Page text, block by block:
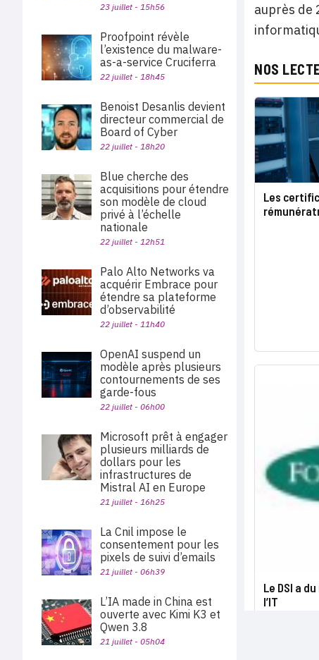
auprès de
NOS
Les
Le DSI a
l’IT
23 juillet - 15h56
Proofpoint révèle
l’existence du malware-
as-a-service Cruciferra
22 juillet - 18h45
Benoist Desanlis devient
directeur commercial de
Board of Cyber
22 juillet - 18h20
Blue cherche des
acquisitions pour étendre
son modèle de cloud
privé à l’échelle
nationale
22 juillet - 12h51
Palo Alto Networks va
acquérir Embrace pour
étendre sa plateforme
d’observabilité
22 juillet - 11h40
OpenAI suspend un
modèle après plusieurs
contournements de ses
garde-fous
22 juillet - 06h00
Microsoft prêt à engager
plusieurs milliards de
dollars pour les
infrastructures de
Mistral AI en Europe
21 juillet - 16h25
La Cnil impose le
consentement pour les
pixels de suivi d’emails
21 juillet - 06h39
L’IA made in China est
ouverte avec Kimi K3 et
Qwen 3.8
21 juillet - 05h04